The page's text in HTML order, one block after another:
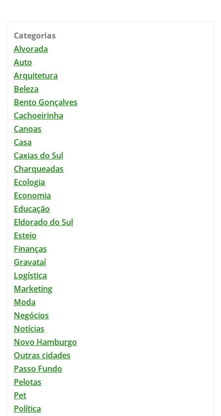
Categorias
Alvorada
Auto
Arquitetura
Beleza
Bento Gonçalves
Cachoeirinha
Canoas
Casa
Caxias do Sul
Charqueadas
Ecologia
Economia
Educação
Eldorado do Sul
Esteio
Finanças
Gravataí
Logística
Marketing
Moda
Negócios
Notícias
Novo Hamburgo
Outras cidades
Passo Fundo
Pelotas
Pet
Política